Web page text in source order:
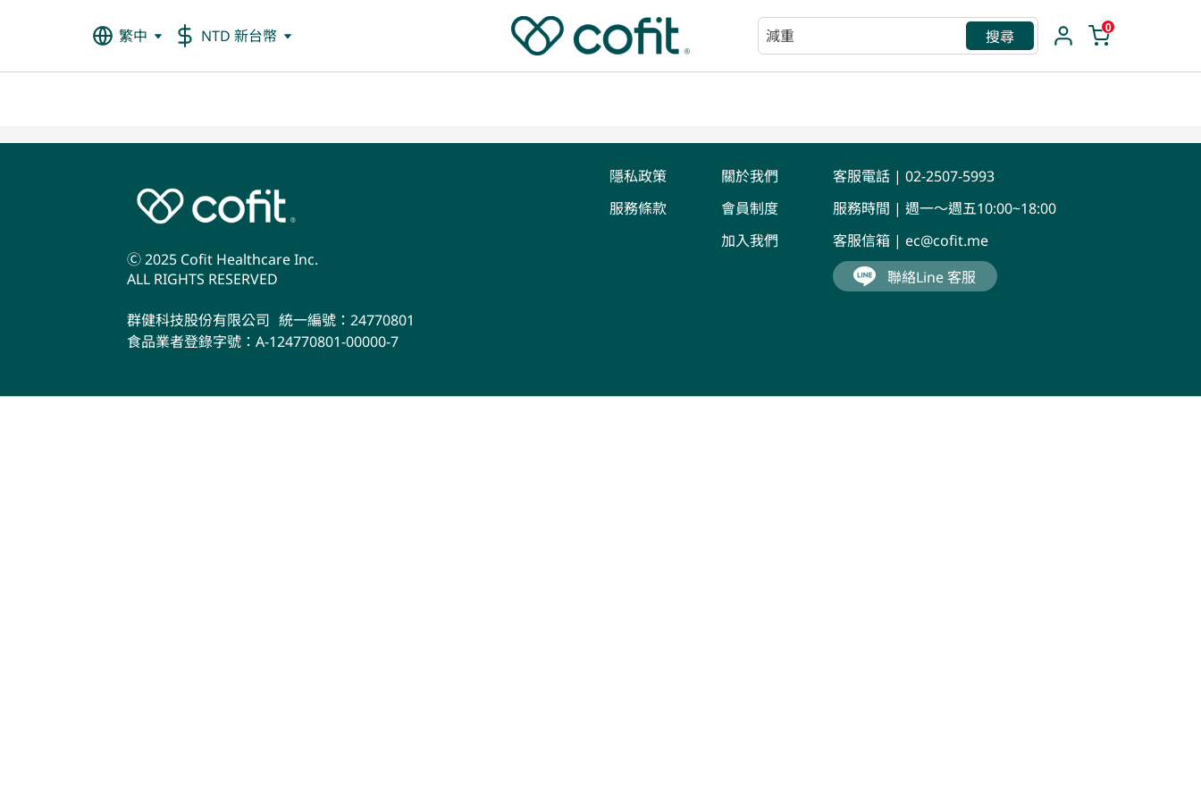
繁中 NTD 新台幣
減重
搜尋 0
Ⓒ 2025 Cofit Healthcare Inc.
ALL RIGHTS RESERVED
群健科技股份有限公司 統一編號：24770801
食品業者登錄字號：A-124770801-00000-7
隱私政策
服務條款
關於我們
會員制度
加入我們
客服電話 | 02-2507-5993
服務時間 | 週一～週五10:00~18:00
客服信箱 | ec@cofit.me
聯絡Line 客服